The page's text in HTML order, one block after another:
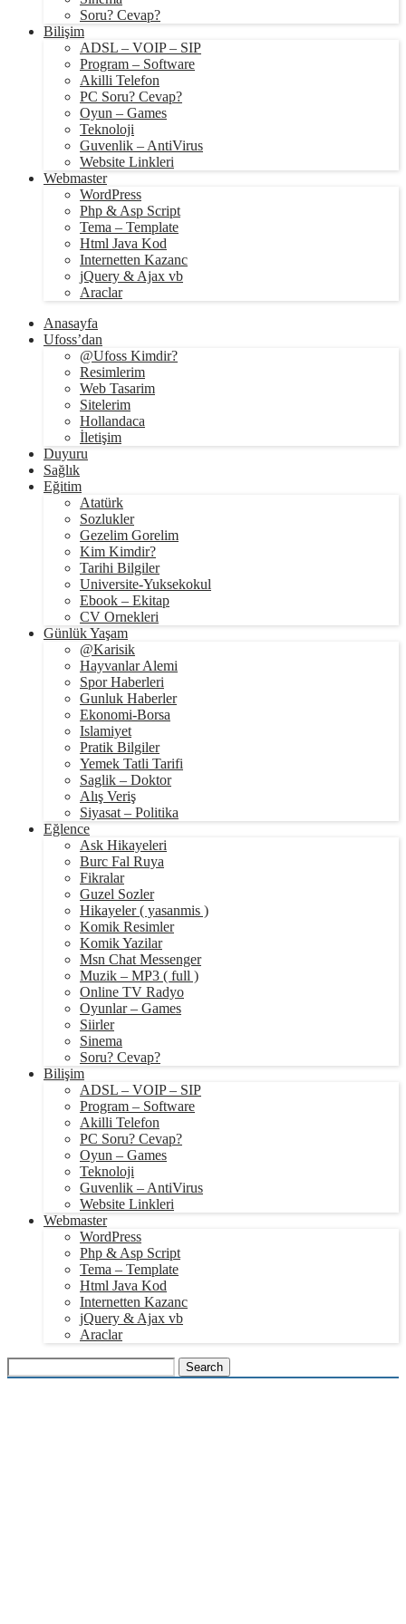
Soru? Cevap?
Bilişim
ADSL – VOIP – SIP
Program – Software
Akilli Telefon
PC Soru? Cevap?
Oyun – Games
Teknoloji
Guvenlik – AntiVirus
Website Linkleri
Webmaster
WordPress
Php & Asp Script
Tema – Template
Html Java Kod
Internetten Kazanc
jQuery & Ajax vb
Araclar
Anasayfa
Ufoss’dan
@Ufoss Kimdir?
Resimlerim
Web Tasarim
Sitelerim
Hollandaca
İletişim
Duyuru
Sağlık
Eğitim
Atatürk
Sozlukler
Gezelim Gorelim
Kim Kimdir?
Tarihi Bilgiler
Universite-Yuksekokul
Ebook – Ekitap
CV Ornekleri
Günlük Yaşam
@Karisik
Hayvanlar Alemi
Spor Haberleri
Gunluk Haberler
Ekonomi-Borsa
Islamiyet
Pratik Bilgiler
Yemek Tatli Tarifi
Saglik – Doktor
Alış Veriş
Siyasat – Politika
Eğlence
Ask Hikayeleri
Burc Fal Ruya
Fikralar
Guzel Sozler
Hikayeler ( yasanmis )
Komik Resimler
Komik Yazilar
Msn Chat Messenger
Muzik – MP3 ( full )
Online TV Radyo
Oyunlar – Games
Siirler
Sinema
Soru? Cevap?
Bilişim
ADSL – VOIP – SIP
Program – Software
Akilli Telefon
PC Soru? Cevap?
Oyun – Games
Teknoloji
Guvenlik – AntiVirus
Website Linkleri
Webmaster
WordPress
Php & Asp Script
Tema – Template
Html Java Kod
Internetten Kazanc
jQuery & Ajax vb
Araclar